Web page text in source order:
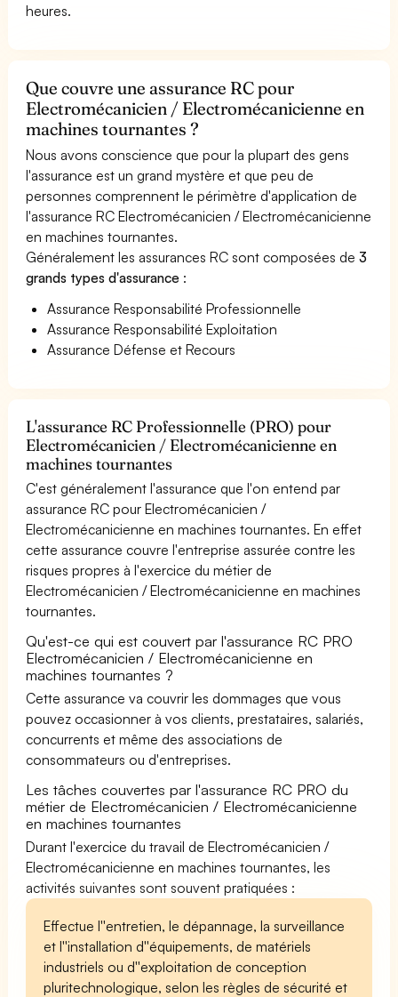
heures.
Que couvre une assurance RC pour
Electromécanicien / Electromécanicienne en
machines tournantes ?
Nous avons conscience que pour la plupart des gens
l'assurance est un grand mystère et que peu de
personnes comprennent le périmètre d'application de
l'assurance RC Electromécanicien / Electromécanicienne
en machines tournantes.
Généralement les assurances RC sont composées de3
grands types d'assurance :
Assurance Responsabilité Professionnelle
Assurance Responsabilité Exploitation
Assurance Défense et Recours
L'assurance RC Professionnelle (PRO) pour
Electromécanicien / Electromécanicienne en
machines tournantes
C'est généralement l'assurance que l'on entend par
assurance RC pour Electromécanicien /
Electromécanicienne en machines tournantes. En effet
cette assurance couvre l'entreprise assurée contre les
risques propres à l'exercice du métier de
Electromécanicien / Electromécanicienne en machines
tournantes.
Qu'est-ce qui est couvert par l'assurance RC PRO
Electromécanicien / Electromécanicienne en
machines tournantes ?
Cette assurance va couvrir les dommages que vous
pouvez occasionner à vos clients, prestataires, salariés,
concurrents et même des associations de
consommateurs ou d'entreprises.
Les tâches couvertes par l'assurance RC PRO du
métier de Electromécanicien / Electromécanicienne
en machines tournantes
Durant l'exercice du travail de Electromécanicien /
Electromécanicienne en machines tournantes, les
activités suivantes sont souvent pratiquées :
Effectue l''entretien, le dépannage, la surveillance
et l''installation d''équipements, de matériels
industriels ou d''exploitation de conception
pluritechnologique, selon les règles de sécurité et